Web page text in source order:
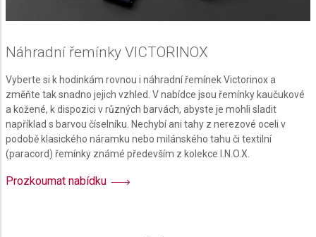
Náhradní řemínky VICTORINOX
Vyberte si k hodinkám rovnou i náhradní řemínek Victorinox a
změňte tak snadno jejich vzhled. V nabídce jsou řemínky kaučukové
a kožené, k dispozici v různých barvách, abyste je mohli sladit
například s barvou číselníku. Nechybí ani tahy z nerezové oceli v
podobě klasického náramku nebo milánského tahu či textilní
(paracord) řemínky známé především z kolekce I.N.O.X.
Prozkoumat nabídku